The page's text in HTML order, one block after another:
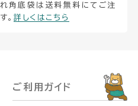
角底袋は送料無料にてご注
。詳しくはこちら
ご利用ガイド